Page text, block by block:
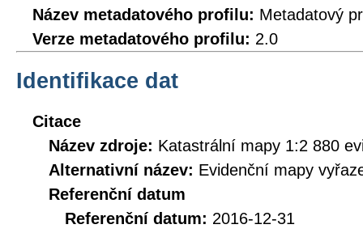
Název metadatového profilu: Metadatový
Verze metadatového profilu: 2.0
Identifikace dat
Citace
Název zdroje: Katastrální mapy 1:2 880
Alternativní název: Evidenční mapy
Referenční datum
Referenční datum: 2016-12-31